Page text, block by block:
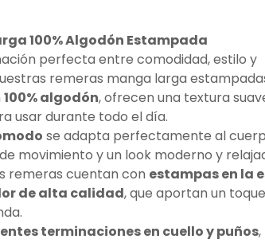
100% Algodón Estampada
perfecta entre comodidad, estilo y
remeras manga larga
100% algodón, ofrecen una textura
usar durante todo el día.
se adapta perfectamente al
movimiento y un look moderno y
remeras cuentan con estampas en la
de alta calidad, que aportan un
terminaciones en cuello y puños,